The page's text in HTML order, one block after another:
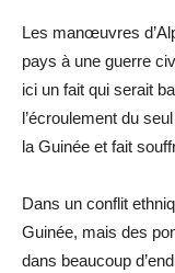
Les manœuvres
pays à une guerre
ici un fait qui serait
l’écroulement du
la Guinée et fait
Dans un conflit
Guinée, mais des
dans beaucoup